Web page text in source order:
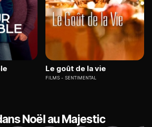
Le goût de la vie
FILMS SENTIMENTAL
Noël au Majestic